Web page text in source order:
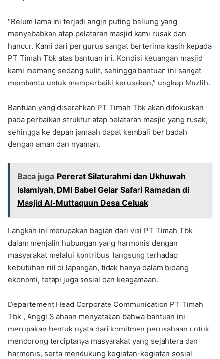
“Belum lama ini terjadi angin puting beliung yang
menyebabkan atap pelataran masjid kami rusak dan
hancur. Kami dari pengurus sangat berterima kasih kepada
PT Timah Tbk atas bantuan ini. Kondisi keuangan masjid
kami memang sedang sulit, sehingga bantuan ini sangat
membantu untuk memperbaiki kerusakan,” ungkap Muzlih.
Bantuan yang diserahkan PT Timah Tbk akan difokuskan
pada perbaikan struktur atap pelataran masjid yang rusak,
sehingga ke depan jamaah dapat kembali beribadah
dengan aman dan nyaman.
Baca juga Pererat Silaturahmi dan Ukhuwah
Islamiyah, DMI Babel Gelar Safari Ramadan di
Masjid Al-Muttaquun Desa Celuak
Langkah ini merupakan bagian dari visi PT Timah Tbk
dalam menjalin hubungan yang harmonis dengan
masyarakat melalui kontribusi langsung terhadap
kebutuhan riil di lapangan, tidak hanya dalam bidang
ekonomi, tetapi juga sosial dan keagamaan.
Departement Head Corporate Communication PT Timah
Tbk , Anggi Siahaan menyatakan bahwa bantuan ini
merupakan bentuk nyata dari komitmen perusahaan untuk
mendorong terciptanya masyarakat yang sejahtera dan
harmonis, serta mendukung kegiatan-kegiatan sosial